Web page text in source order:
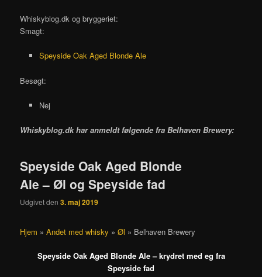
Whiskyblog.dk og bryggeriet:
Smagt:
Speyside Oak Aged Blonde Ale
Besøgt:
Nej
Whiskyblog.dk har anmeldt følgende fraBelhaven Brewery:
Speyside Oak Aged Blonde
Ale – Øl og Speyside fad
Udgivet den3. maj 2019
Hjem »Andet med whisky »Øl » Belhaven Brewery
Speyside Oak Aged Blonde Ale – krydret med eg fra
Speyside fad